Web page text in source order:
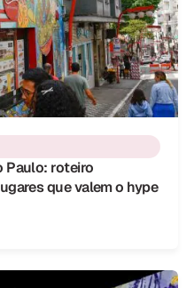
Paulo: roteiro
que valem o hype